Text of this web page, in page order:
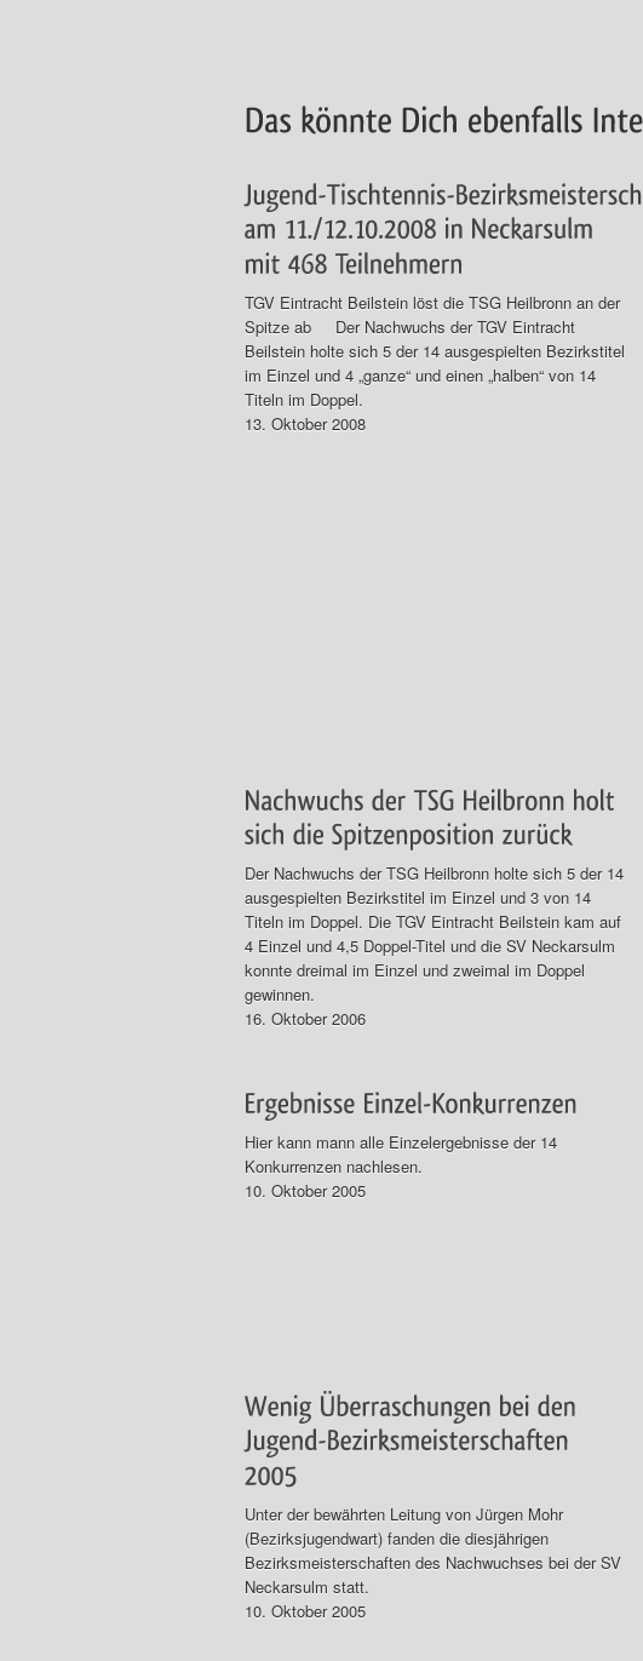
TGV Eintracht Beilstein löst die TSG Heilbronn an der
Spitze ab Der Nachwuchs der TGV Eintracht
Beilstein holte sich 5 der 14 ausgespielten Bezirkstitel
im Einzel und 4 „ganze“ und einen „halben“ von 14
Titeln im Doppel.
13. Oktober 2008
Der Nachwuchs der TSG Heilbronn holte sich 5 der 14
ausgespielten Bezirkstitel im Einzel und 3 von 14
Titeln im Doppel. Die TGV Eintracht Beilstein kam auf
4 Einzel und 4,5 Doppel-Titel und die SV Neckarsulm
konnte dreimal im Einzel und zweimal im Doppel
gewinnen.
16. Oktober 2006
Hier kann mann alle Einzelergebnisse der 14
Konkurrenzen nachlesen.
10. Oktober 2005
Unter der bewährten Leitung von Jürgen Mohr
(Bezirksjugendwart) fanden die diesjährigen
Bezirksmeisterschaften des Nachwuchses bei der SV
Neckarsulm statt.
10. Oktober 2005